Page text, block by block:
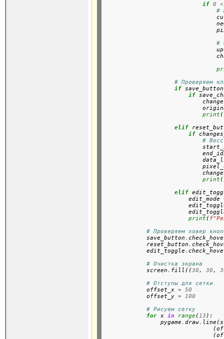
if 0
<
#
#
# Проверяем
if save_button
if
print (
elif
if
#
print (
elif
                        edit_mode
print (
# Проверяем ховер
            save_button
.
            reset_button
.
            edit_toggle
.
# Очистка экрана
            screen
. fill((30, 30,
# Отступы для сетки
            offset_x
=
50
            offset_y
=
100
# Рисуем сетку
for x in range (13):
                pygame
.draw.